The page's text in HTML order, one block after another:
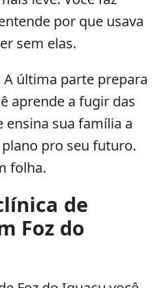
por que usava
sem elas.
A última parte prepara
aprende a fugir das
ensina sua família a
pro seu futuro.
folha.
de
Foz do